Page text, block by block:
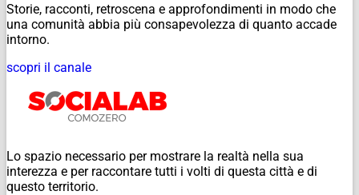
Storie, racconti, retroscena e approfondimenti in modo che
una comunità abbia più consapevolezza di quanto accade
intorno.
scopri il canale
Lo spazio necessario per mostrare la realtà nella sua
interezza e per raccontare tutti i volti di questa città e di
questo territorio.